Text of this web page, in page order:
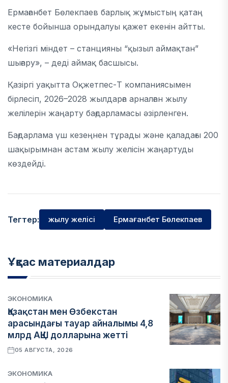
Ермағанбет Бөлекпаев барлық жұмыстың қатаң
кесте бойынша орындалуы қажет екенін айтты.
«Негізгі міндет – станцияны “қызыл аймақтан”
шығару», – деді аймақ басшысы.
Қазіргі уақытта Оқжетпес-Т компаниясымен
бірлесіп, 2026–2028 жылдарға арналған жылу
желілерін жаңарту бағдарламасы әзірленген.
Бағдарлама үш кезеңнен тұрады және қаладағы 200
шақырымнан астам жылу желісін жаңартуды
көздейді.
Тегтер: жылу желісі Ермағанбет Бөлекпаев
Ұқсас материалдар
ЭКОНОМИКА
Қазақстан мен Өзбекстан
арасындағы тауар айналымы 4,8
млрд АҚШ долларына жетті
05 АВГУСТА, 2026
ЭКОНОМИКА